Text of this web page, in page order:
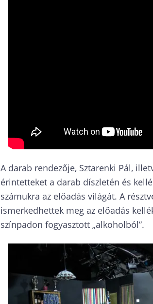
A darab rendezője, Sztarenki Pál,
érintetteket a darab díszletén és
számukra az előadás világát. A
ismerkedhettek meg az előadás
színpadon fogyasztott „alkoholból”.